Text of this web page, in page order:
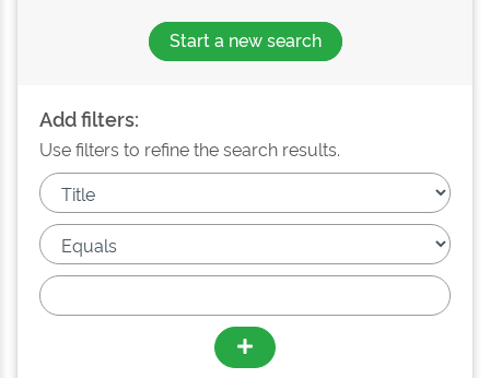
Start a new search
Add filters:
Use filters to refine the search results.